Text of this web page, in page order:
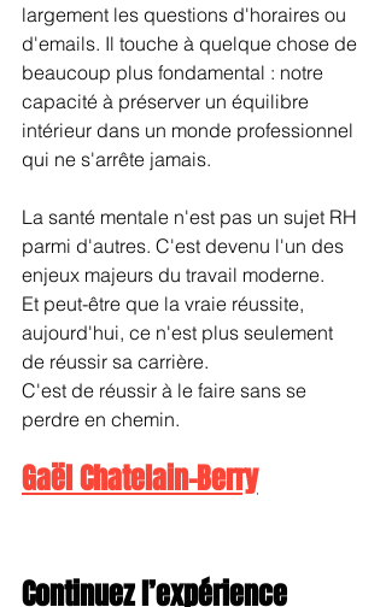
largement les questions d'horaires ou
d'emails. Il touche à quelque chose de
beaucoup plus fondamental : notre
capacité à préserver un équilibre
intérieur dans un monde professionnel
qui ne s'arrête jamais.
La santé mentale n'est pas un sujet RH
parmi d'autres. C'est devenu l'un des
enjeux majeurs du travail moderne.
Et peut-être que la vraie réussite,
aujourd'hui, ce n'est plus seulement
de réussir sa carrière.
C'est de réussir à le faire sans se
perdre en chemin.
Gaël Chatelain-Berry
Continuez l’expérience